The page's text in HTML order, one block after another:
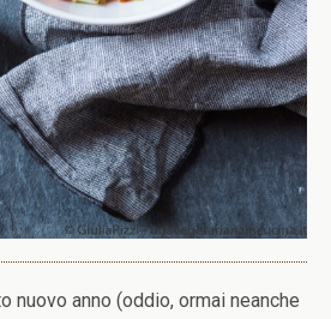
nuovo anno (oddio, ormai neanche